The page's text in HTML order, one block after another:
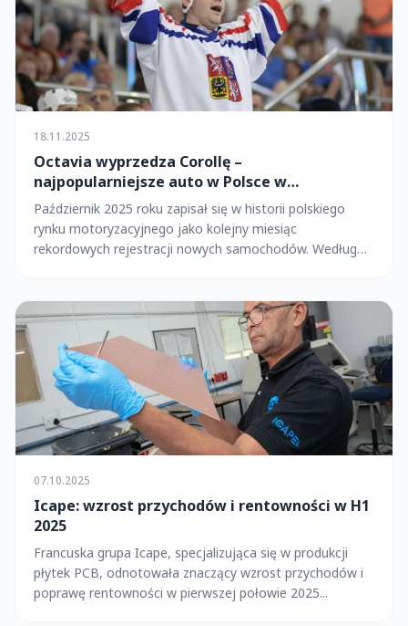
18.11.2025
Octavia wyprzedza Corollę –
najpopularniejsze auto w Polsce w
październiku 2025
Październik 2025 roku zapisał się w historii polskiego
rynku motoryzacyjnego jako kolejny miesiąc
rekordowych rejestracji nowych samochodów. Według
07.10.2025
Icape: wzrost przychodów i rentowności w H1
2025
Francuska grupa Icape, specjalizująca się w produkcji
płytek PCB, odnotowała znaczący wzrost przychodów i
poprawę rentowności w pierwszej połowie 2025...